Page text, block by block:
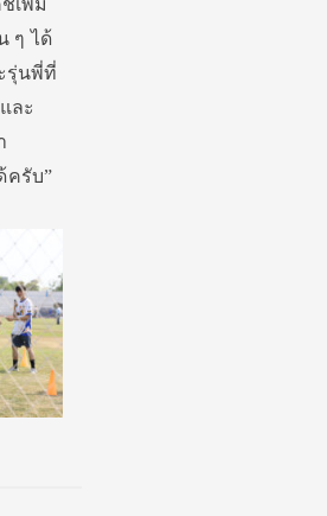
เพิ่ม
ๆ ได้
รุ่นพี่ที่
ละ
ครับ”